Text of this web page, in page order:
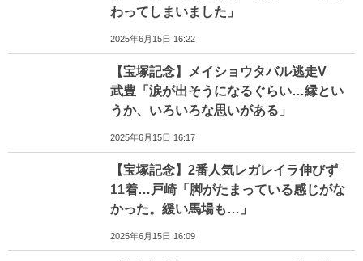
わってしまいました」
2025年6月15日 16:22
【宝塚記念】メイショウタバル逃走V
武豊「涙が出そうになるぐらい…縁とい
うか、いろいろな思いがある」
2025年6月15日 16:17
【宝塚記念】2番人気レガレイラ伸びず
11着…戸崎「脚がたまっている感じがな
かった。緩い馬場も…」
2025年6月15日 16:09